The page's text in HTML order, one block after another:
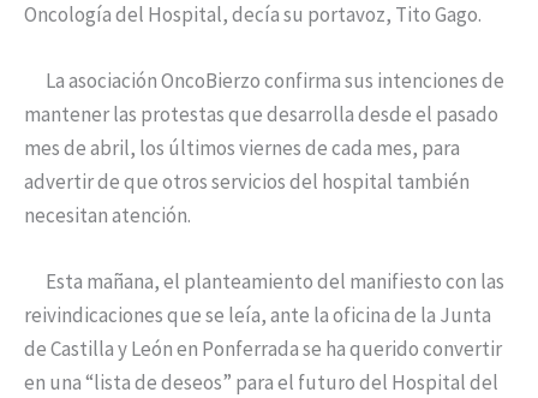
Oncología del Hospital, decía su portavoz, Tito Gago.
La asociación OncoBierzo confirma sus intenciones de
mantener las protestas que desarrolla desde el pasado
mes de abril, los últimos viernes de cada mes, para
advertir de que otros servicios del hospital también
necesitan atención.
Esta mañana, el planteamiento del manifiesto con las
reivindicaciones que se leía, ante la oficina de la Junta
de Castilla y León en Ponferrada se ha querido convertir
en una “lista de deseos” para el futuro del Hospital del